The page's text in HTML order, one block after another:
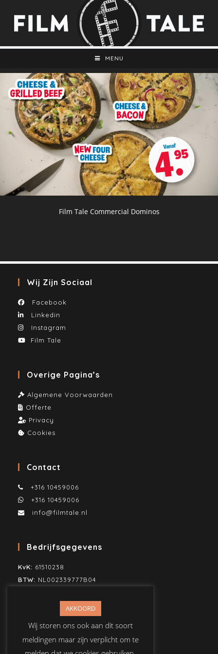
MENU
Film Tale Commercial Dominos
Wij Zijn Sociaal
Facebook
Linkedin
Instagram
Film Tale
Overige Pagina’s
Algemene Voorwaarden
Offerte
Privacy
Cookies
Contact
+316 10459006
+316 10459006
info@filmtale.nl
Bedrijfsgegevens
KvK: 61510238
BTW: NL002339777B04
NL80KNAB0259860883
T.n.v. Mike Jonker Media
AKKOORD
Wij storen ons ook aan dit soort
meldingen maar zijn verplicht om te